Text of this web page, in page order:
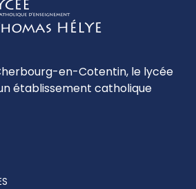
en-Cotentin, le lycée
établissement catholique